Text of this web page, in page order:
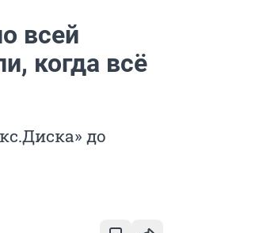
всей
когда всё
до